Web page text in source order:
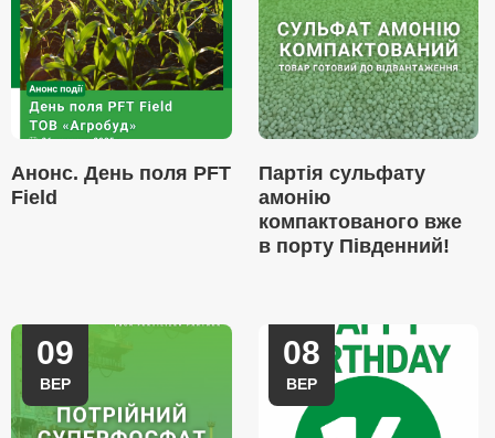
Анонс. День поля PFT
Field
Партія сульфату
амонію
компактованого вже
в порту Південний!
09
ВЕР
08
ВЕР